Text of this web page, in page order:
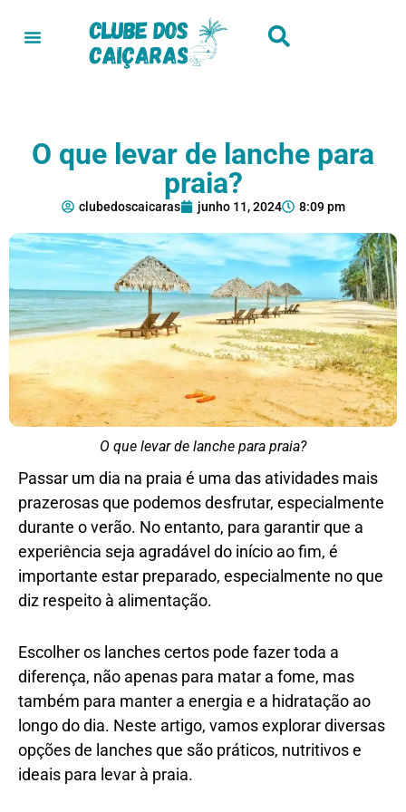
O que levar de lanche para
praia?
clubedoscaicaras junho 11, 2024 8:09 pm
O que levar de lanche para praia?
Passar um dia na praia é uma das atividades mais
prazerosas que podemos desfrutar, especialmente
durante o verão. No entanto, para garantir que a
experiência seja agradável do início ao fim, é
importante estar preparado, especialmente no que
diz respeito à alimentação.
Escolher os lanches certos pode fazer toda a
diferença, não apenas para matar a fome, mas
também para manter a energia e a hidratação ao
longo do dia. Neste artigo, vamos explorar diversas
opções de lanches que são práticos, nutritivos e
ideais para levar à praia.